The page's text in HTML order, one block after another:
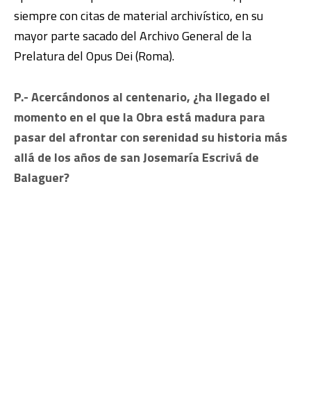
siempre con citas de material archivístico, en su
mayor parte sacado delArchivo General de la
Prelatura del Opus Dei (Roma).
P.- Acercándonos al centenario, ¿ha llegado el
momento en el que la Obra está madura para
pasar del afrontar con serenidad su historia más
allá de los años de san Josemaría Escrivá de
Balaguer?